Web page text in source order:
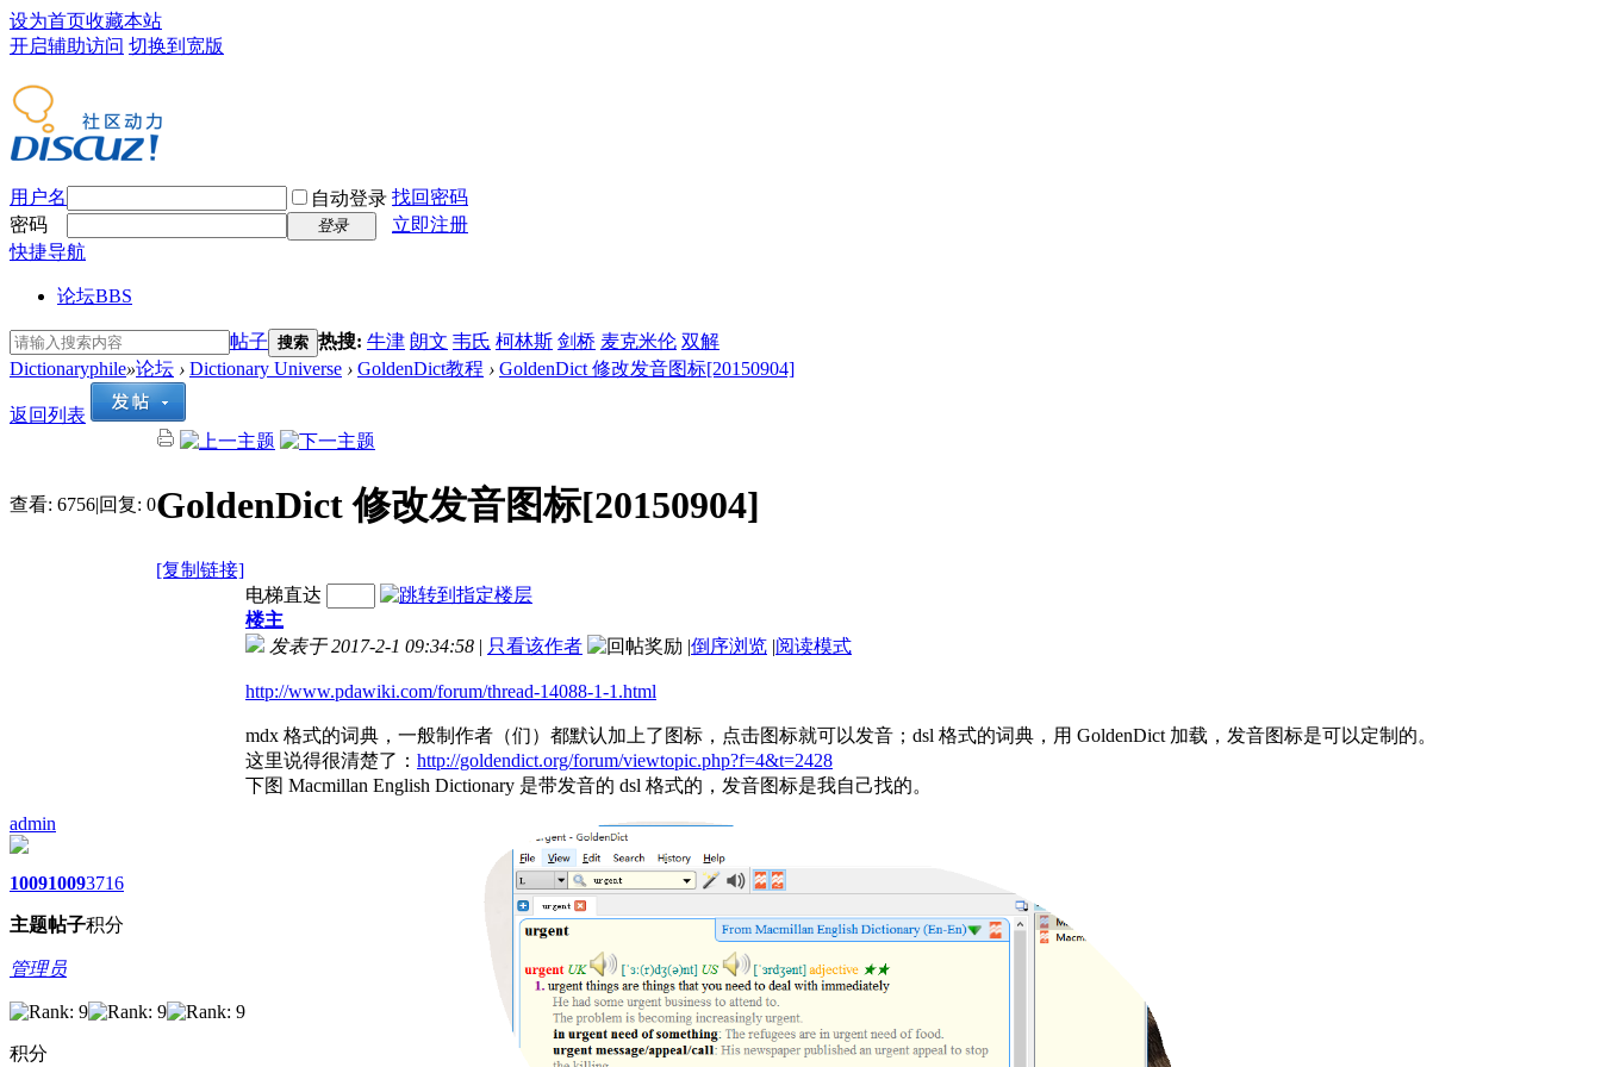
设为首页收藏本站
开启辅助访问 切换到宽版
用户名 自动登录 找回密码
密码
登录
立即注册
快捷导航
论坛BBS
帖子 搜索 热搜: 牛津 朗文 韦氏 柯林斯 剑桥 麦克米伦 双解
Dictionaryphile»论坛 › Dictionary Universe › GoldenDict教程 › GoldenDict 修改发音图标[20150904]
返回列表
查看: 6756|回复: 0GoldenDict 修改发音图标[20150904]
[复制链接]
admin
1009
主题
1009
帖子
3716
积分
管理员
积分
电梯直达
楼主
发表于 2017-2-1 09:34:58 | 只看该作者 |倒序浏览 |阅读模式
http://www.pdawiki.com/forum/thread-14088-1-1.html
mdx 格式的词典，一般制作者（们）都默认加上了图标，点击图标就可以发音；dsl 格式的词典，用 GoldenDict 加载，发音图标是可以定制的。
这里说得很清楚了： http://goldendict.org/forum/viewtopic.php?f=4&t=2428
下图 Macmillan English Dictionary 是带发音的 dsl 格式的，发音图标是我自己找的。